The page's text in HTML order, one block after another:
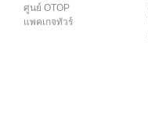
ศูนย์ OTOP
แพคเกจทัวร์